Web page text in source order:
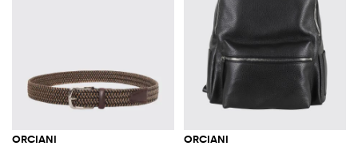
ORCIANI ORCIANI